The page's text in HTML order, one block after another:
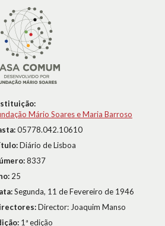
Mário Soares e Maria Barroso
05778.042.10610
Diário de Lisboa
8337
25
Segunda, 11 de Fevereiro de 1946
Director: Joaquim Manso
1ª edição